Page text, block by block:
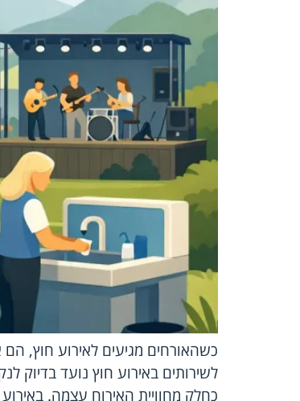
כשהאורחים מגיעים לאירוע חוץ,
לשירותים באירוע חוץ נועד בדיוק
כחלק מחוויית האירוח עצמה.